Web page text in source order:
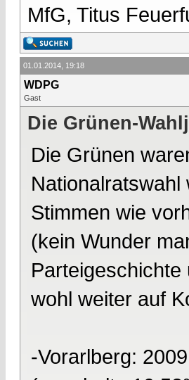
MfG, Titus
01.01.2014, 19:18
WDPG
Gast
Die Grünen-
Die Grünen
Stimmen wie
(kein Wunder
wohl weiter auf
-Vorarlberg: